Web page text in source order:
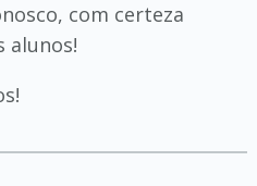
com certeza
alunos!